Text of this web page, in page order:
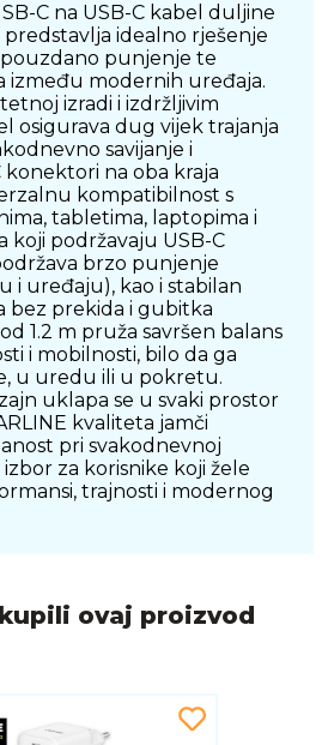
C na USB-C kabel duljine
predstavlja idealno rješenje
punjenje te
između modernih uređaja.
izradi i izdržljivim
osigurava dug vijek trajanja
savijanje i
konektori na oba kraja
kompatibilnost s
tabletima, laptopima i
koji podržavaju USB-C
brzo punjenje
i uređaju), kao i stabilan
bez prekida i gubitka
1.2 m pruža savršen balans
i mobilnosti, bilo da ga
u uredu ili u pokretu.
uklapa se u svaki prostor
kvaliteta jamči
pri svakodnevnoj
za korisnike koji žele
trajnosti i modernog
ovaj proizvod